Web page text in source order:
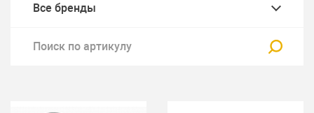
Все бренды